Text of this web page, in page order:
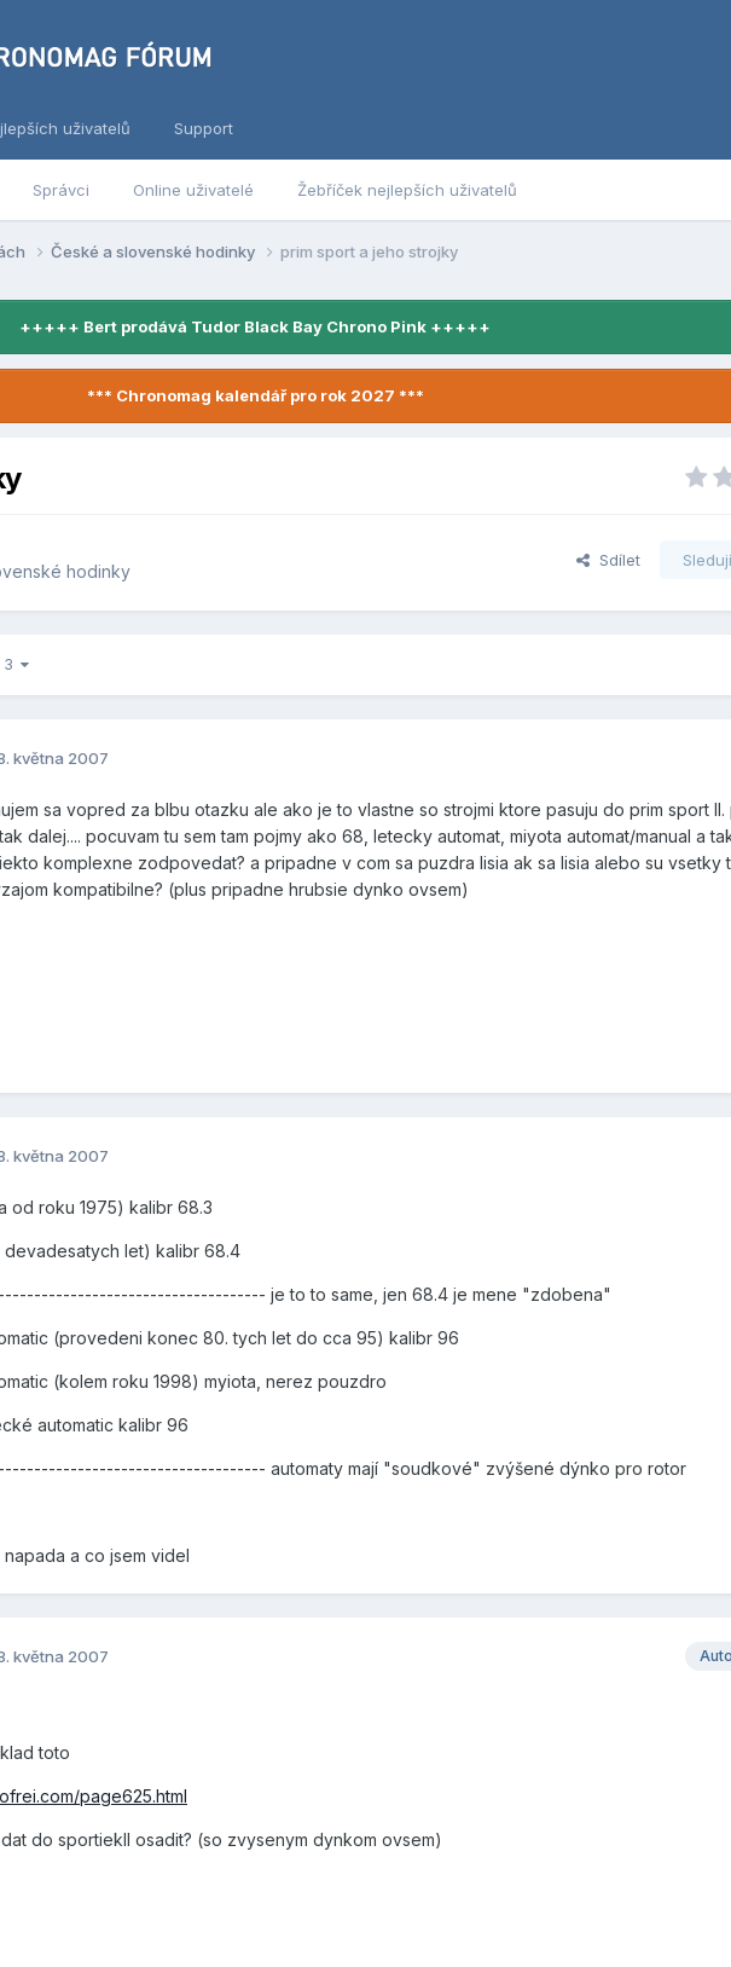
Správci Online uživatelé Žebříček nejlepších uživatelů
uživatelů Support
České a slovenské hodinky prim sport a jeho strojky
+++++ Bert prodává Tudor Black Bay Chrono Pink +++++
*** Chronomag kalendář pro rok 2027 ***
hodinky
Sdílet
3
května 2007
sa vopred za blbu otazku ale ako je to vlastne so strojmi ktore pasuju do prim sport II.
dalej.... pocuvam tu sem tam pojmy ako 68, letecky automat, miyota automat/manual a
komplexne zodpovedat? a pripadne v com sa puzdra lisia ak sa lisia alebo su vsetky
kompatibilne? (plus pripadne hrubsie dynko ovsem)
května 2007
od roku 1975) kalibr 68.3
devadesatych let) kalibr 68.4
je to to same, jen 68.4 je mene "zdobena"
(provedeni konec 80. tych let do cca 95) kalibr 96
(kolem roku 1998) myiota, nerez pouzdro
automatic kalibr 96
automaty mají "soudkové" zvýšené dýnko pro rotor
a co jsem videl
května 2007
toto
page625.html
do sportiekII osadit? (so zvysenym dynkom ovsem)